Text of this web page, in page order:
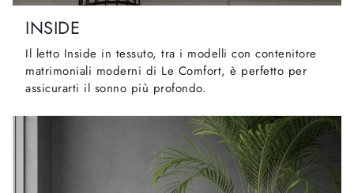
INSIDE
Il letto Inside in tessuto, tra i modelli con contenitore
matrimoniali moderni di Le Comfort, è perfetto per
assicurarti il sonno più profondo.